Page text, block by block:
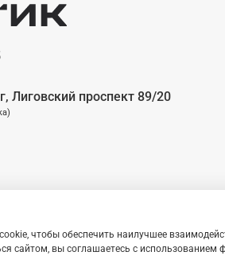
Лиговский проспект 89/20
техники по доступным ценам
характер и не является публичной
товарными знаками компании
чтобы обеспечить наилучшее
сайтом, вы соглашаетесь с использованием